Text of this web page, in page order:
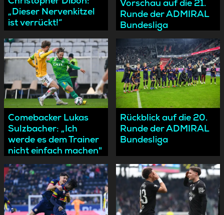
„Dieser Nervenkitzel
ist verrückt!“
Vorschau auf die 21.
Runde der ADMIRAL
Bundesliga
Comebacker Lukas
Sulzbacher: „Ich
werde es dem Trainer
nicht einfach machen"
Rückblick auf die 20.
Runde der ADMIRAL
Bundesliga